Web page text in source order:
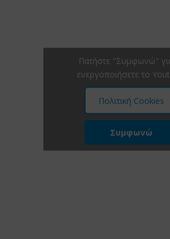
Πατήστε "Συμφωνώ"
ενεργοποιήσετε το
Πολιτική Cookies
Συμφωνώ